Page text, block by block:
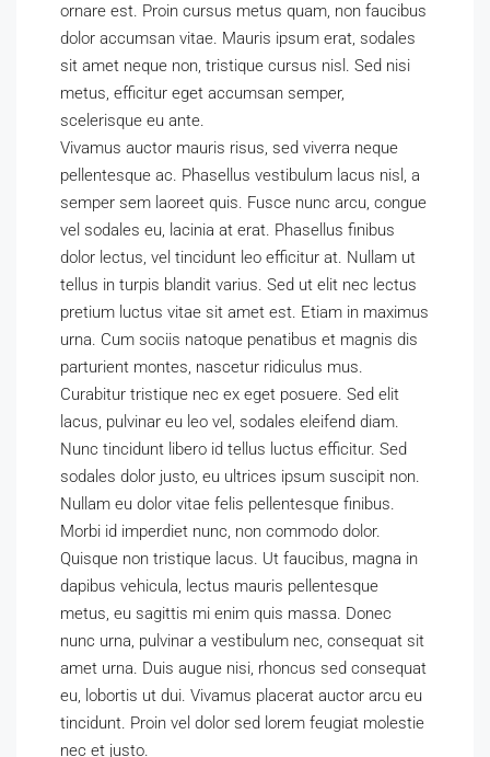
ornare est. Proin cursus metus quam, non faucibus
dolor accumsan vitae. Mauris ipsum erat, sodales
sit amet neque non, tristique cursus nisl. Sed nisi
metus, efficitur eget accumsan semper,
scelerisque eu ante.
Vivamus auctor mauris risus, sed viverra neque
pellentesque ac. Phasellus vestibulum lacus nisl, a
semper sem laoreet quis. Fusce nunc arcu, congue
vel sodales eu, lacinia at erat. Phasellus finibus
dolor lectus, vel tincidunt leo efficitur at. Nullam ut
tellus in turpis blandit varius. Sed ut elit nec lectus
pretium luctus vitae sit amet est. Etiam in maximus
urna. Cum sociis natoque penatibus et magnis dis
parturient montes, nascetur ridiculus mus.
Curabitur tristique nec ex eget posuere. Sed elit
lacus, pulvinar eu leo vel, sodales eleifend diam.
Nunc tincidunt libero id tellus luctus efficitur. Sed
sodales dolor justo, eu ultrices ipsum suscipit non.
Nullam eu dolor vitae felis pellentesque finibus.
Morbi id imperdiet nunc, non commodo dolor.
Quisque non tristique lacus. Ut faucibus, magna in
dapibus vehicula, lectus mauris pellentesque
metus, eu sagittis mi enim quis massa. Donec
nunc urna, pulvinar a vestibulum nec, consequat sit
amet urna. Duis augue nisi, rhoncus sed consequat
eu, lobortis ut dui. Vivamus placerat auctor arcu eu
tincidunt. Proin vel dolor sed lorem feugiat molestie
nec et justo.